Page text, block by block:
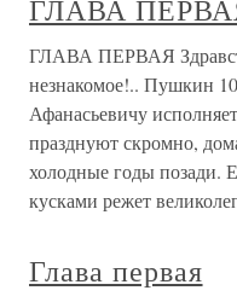
ГЛАВА
ГЛАВА ПЕРВАЯ
незнакомое!.. Пушкин
Афанасьевичу
празднуют скромно,
холодные годы позади.
кусками режет
Глава первая